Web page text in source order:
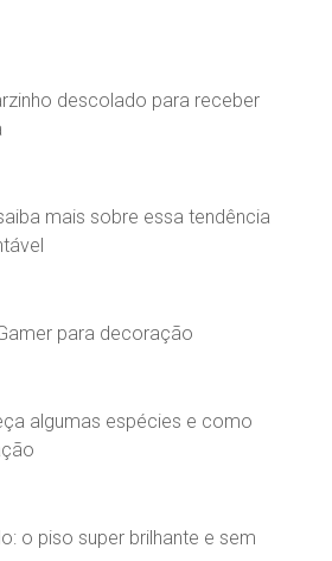
descolado para receber
mais sobre essa tendência
para decoração
algumas espécies e como
o piso super brilhante e sem